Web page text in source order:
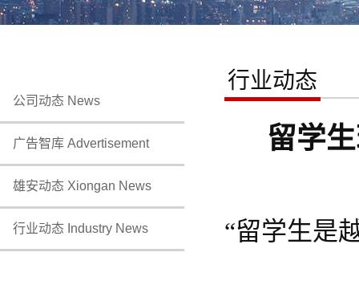
公司动态 News
广告智库 Advertisement
雄安动态 Xiongan News
行业动态 Industry News
行业动态
留学
“留学生是